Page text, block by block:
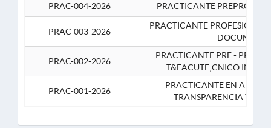
PRAC-004-2026
PRACTICANTE
PRAC-003-2026
PRACTICANTE
PRAC-002-2026
PRACTICANTE PRE -
T&EACUTE;CNICO
PRAC-001-2026
PRACTICANTE EN APOYO
TRANSPARENCIA Y